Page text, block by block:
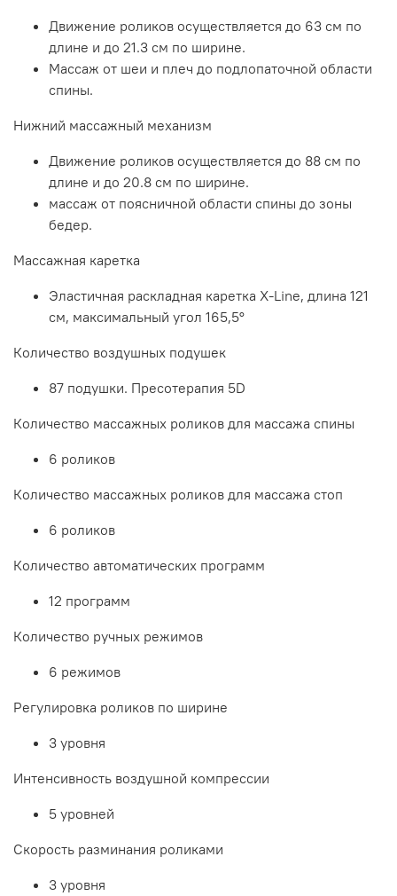
Движение роликов осуществляется до 63 см по
длине и до 21.3 см по ширине.
Массаж от шеи и плеч до подлопаточной области
спины.
Нижний массажный механизм
Движение роликов осуществляется до 88 см по
длине и до 20.8 см по ширине.
массаж от поясничной области спины до зоны
бедер.
Массажная каретка
Эластичная раскладная каретка X-Line, длина 121
см, максимальный угол 165,5°
Количество воздушных подушек
87 подушки. Пресотерапия 5D
Количество массажных роликов для массажа спины
6 роликов
Количество массажных роликов для массажа стоп
6 роликов
Количество автоматических программ
12 программ
Количество ручных режимов
6 режимов
Регулировка роликов по ширине
3 уровня
Интенсивность воздушной компрессии
5 уровней
Скорость разминания роликами
3 уровня